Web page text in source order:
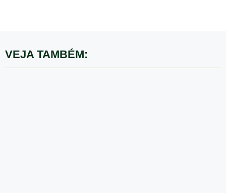
VEJA TAMBÉM: